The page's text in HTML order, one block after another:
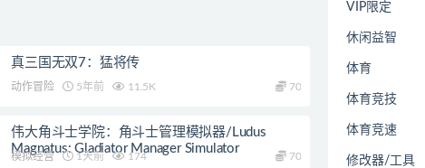
真三国无双7：猛将传
动作冒险 5年前 11.5K 70
伟大角斗士学院：角斗士管理模拟器/Ludus
Magnatus: Gladiator Manager Simulator
模拟经营 1天前 174 70
VIP限定
休闲益智
体育
体育竞技
体育竞速
修改器/工具